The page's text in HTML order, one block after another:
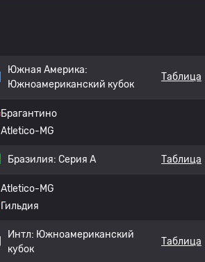
Южная Америка:
Южноамериканский кубок
Таблица
Брагантино
Atletico-MG
Бразилия: Серия А Таблица
Atletico-MG
Гильдия
Интл: Южноамериканский
кубок
Таблица